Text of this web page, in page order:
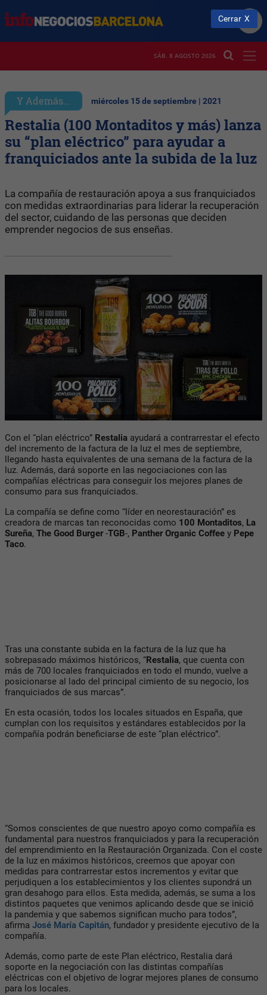
SÁB. 8 AGOSTO 2026
Y Además... miércoles 15 de septiembre | 2021
Restalia (100 Montaditos y más) lanza
su “plan eléctrico” para ayudar a
franquiciados ante la subida de la luz
La compañía de restauración apoya a sus franquiciados
con medidas extraordinarias para liderar la recuperación
del sector, cuidando de las personas que deciden
emprender negocios de sus enseñas.
Con el “plan eléctrico” Restalia ayudará a contrarrestar el efecto
del incremento de la factura de la luz el mes de septiembre,
llegando hasta equivalentes de una semana de la factura de la
luz. Además, dará soporte en las negociaciones con las
compañías eléctricas para conseguir los mejores planes de
consumo para sus franquiciados.
La compañía se define como “líder en neorestauración” es
creadora de marcas tan reconocidas como 100 Montaditos, La
Sureña, The Good Burger-TGB-, Panther Organic Coffee y Pepe
Taco.
Tras una constante subida en la factura de la luz que ha
sobrepasado máximos históricos, “Restalia, que cuenta con
más de 700 locales franquiciados en todo el mundo, vuelve a
posicionarse al lado del principal cimiento de su negocio, los
franquiciados de sus marcas”.
En esta ocasión, todos los locales situados en España, que
cumplan con los requisitos y estándares establecidos por la
compañía podrán beneficiarse de este “plan eléctrico”.
“Somos conscientes de que nuestro apoyo como compañía es
fundamental para nuestros franquiciados y para la recuperación
del emprendimiento en la Restauración Organizada. Con el coste
de la luz en máximos históricos, creemos que apoyar con
medidas para contrarrestar estos incrementos y evitar que
perjudiquen a los establecimientos y los clientes supondrá un
gran desahogo para ellos. Esta medida, además, se suma a los
distintos paquetes que venimos aplicando desde que se inició
la pandemia y que sabemos significan mucho para todos”,
afirma José María Capitán, fundador y presidente ejecutivo de la
compañía.
Además, como parte de este Plan eléctrico, Restalia dará
soporte en la negociación con las distintas compañías
eléctricas con el objetivo de lograr mejores planes de consumo
para los locales.
Cerrar